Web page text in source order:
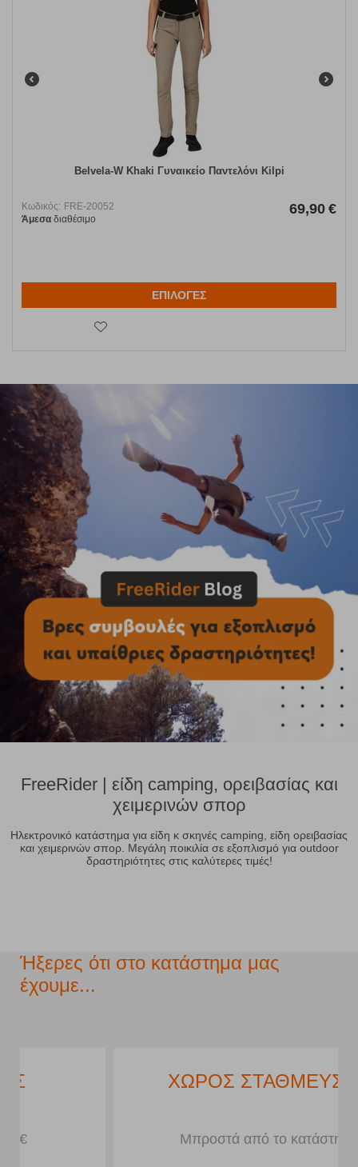
Belvela-W Khaki Γυναικείο Παντελόνι Kilpi
Κωδικός: FRE-20052
Άμεσα διαθέσιμο
69,90 €
ΕΠΙΛΟΓΕΣ
FreeRider | είδη camping, ορειβασίας και
χειμερινών σπορ
Ηλεκτρονικό κατάστημα για είδη κ σκηνές camping, είδη ορειβασίας
και χειμερινών σπορ. Μεγάλη ποικιλία σε εξοπλισμό για οutdoor
δραστηριότητες στις καλύτερες τιμές!
Ήξερες ότι στο κατάστημα μας
έχουμε...
ΧΩΡΟΣ ΣΤΑΘΜΕΥΣΗΣ
Μπροστά από το κατάστημα